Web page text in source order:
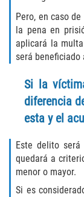
DUI
Pero, en caso
la pena en
aplicará la
será
Si la
diferencia
esta y el
Este delito será
quedará a
menor o mayor.
Si es